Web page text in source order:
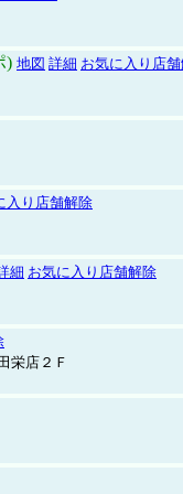
) 地図 詳細 お気に入り店
入り店舗解除
細 お気に入り店舗解除
栄店２Ｆ